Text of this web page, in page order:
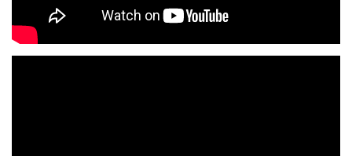
entertainer aan de slag te gaan. Binnen een aantal maanden is Rudi
uitgegroeid tot een van de gezichten van de bekende pianobar en
is vervolgens ook naar “Crazy Piano's Miami” gestuurd om daar een